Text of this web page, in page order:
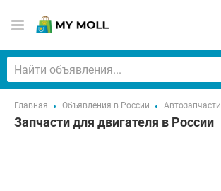
Главная Объявления в России Автозапчасти
Запчасти для двигателя в России